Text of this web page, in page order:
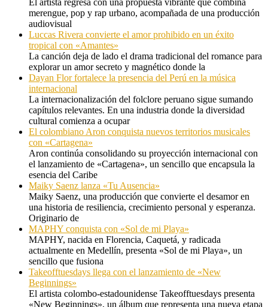
merengue, pop y rap urbano, acompañada de una producción
audiovisual
Luccas Rivera convierte el amor prohibido en un éxito
tropical con «Amantes»
La canción deja de lado el drama tradicional del romance para
explorar un amor secreto y magnético donde la
Dayan Flor fortalece la presencia del Perú en la música
internacional
La internacionalización del folclore peruano sigue sumando
capítulos relevantes. En una industria donde la diversidad
cultural comienza a ocupar
El colombiano Aron conquista nuevos territorios musicales
con «Cartagena»
Aron continúa consolidando su proyección internacional con
el lanzamiento de «Cartagena», un sencillo que encapsula la
esencia del Caribe
Maiky Saenz lanza «Tu Ausencia»
Maiky Saenz, una producción que convierte el desamor en
una historia de resiliencia, crecimiento personal y esperanza.
Originario de
MAPHY conquista con «Sol de mi Playa»
MAPHY, nacida en Florencia, Caquetá, y radicada
actualmente en Medellín, presenta «Sol de mi Playa», un
sencillo que fusiona
Takeofftuesdays llega con el lanzamiento de «New
Beginnings»
El artista colombo-estadounidense Takeofftuesdays presenta
«New Beginnings», un álbum que representa una nueva etapa